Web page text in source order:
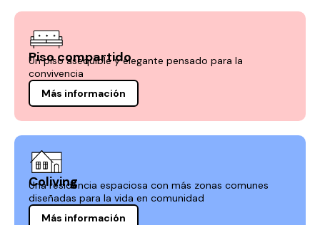
Piso compartido
Un piso asequible y elegante pensado para la
convivencia
Más información
Coliving
Una residencia espaciosa con más zonas comunes
diseñadas para la vida en comunidad
Más información